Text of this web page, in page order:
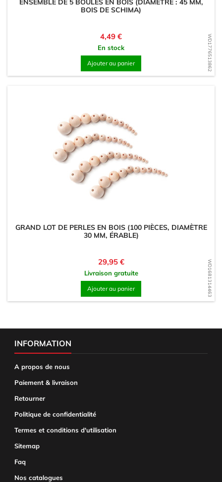
WD1776513862
ENSEMBLE DE 5 BOULES EN BOIS (DIAMÈTRE : 45 MM,
BOIS DE SCHIMA)
Prix
4,49 €
En stock
Ajouter au panier
WD1681314463
GRAND LOT DE PERLES EN BOIS (100 PIÈCES, DIAMÈTRE
30 MM, ÉRABLE)
Prix
29,95 €
Livraison gratuite
Ajouter au panier
INFORMATION
A propos de nous
Paiement & livraison
Retourner
Politique de confidentialité
Termes et conditions d'utilisation
Sitemap
Faq
Nos catalogues